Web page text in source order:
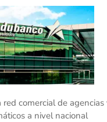
red comercial de agencias
a nivel nacional